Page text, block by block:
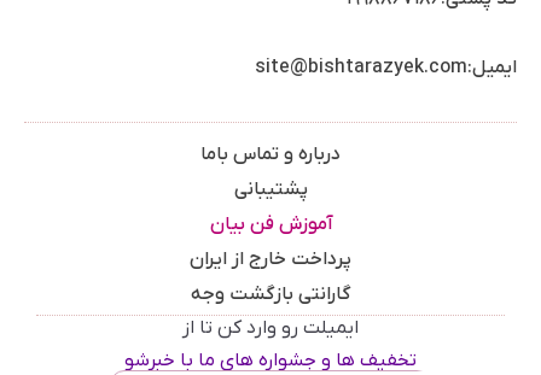
ایمیل:site@bishtarazyek.com
درباره و تماس باما
پشتیبانی
آموزش فن بیان
پرداخت خارج از ایران
گارانتی بازگشت وجه
ایمیلت رو وارد کن تا از
تخفیف ها و جشواره های ما با خبرشو